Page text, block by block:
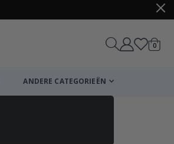
0
ANDERE CATEGORIEËN